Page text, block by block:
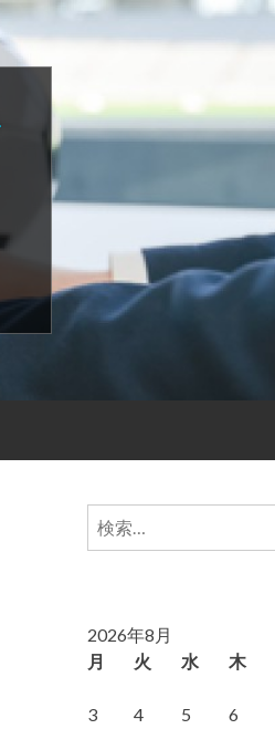
検
2026年8月
月
火 水 木
3
4 5 6